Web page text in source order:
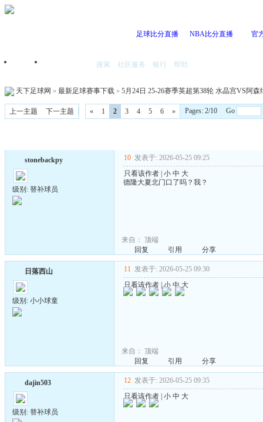
足球比分直播 NBA比分直播 官
首页 搜索 社区服务 银行 帮助
天下足球网 » 最新足球赛事下载 » 5月24日 25-26赛季英超第38轮 水晶宫VS阿
上一主题 下一主题 « 1 2 3 4 5 6 » Pages: 2/10 Go
stonebackpy
级别: 替补球员
10 发表于: 2026-05-25 09:25
只看该作者 小 中 大
德隆大夏北门口了吗？我？
来自： 顶端
回复
引用 分享
日落西山
级别: 小小球童
11 发表于: 2026-05-25 09:30
只看该作者 |小 中 大
来自： 顶端
回复
引用 分享
dajin503
级别: 替补球员
12 发表于: 2026-05-25 09:35
只看该作者 小 中 大